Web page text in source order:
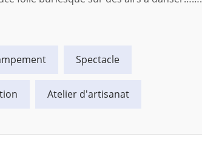
Spectacle
Atelier d'artisanat